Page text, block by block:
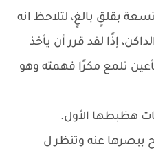
بقلقٍ بالغٍ، لتلاحظ انه
إذًا لقد قرر أن يأخذ
تلمع مكرًا فهمته وهو
هظبطها الأول.
ببصرها عنه وتنظر ل